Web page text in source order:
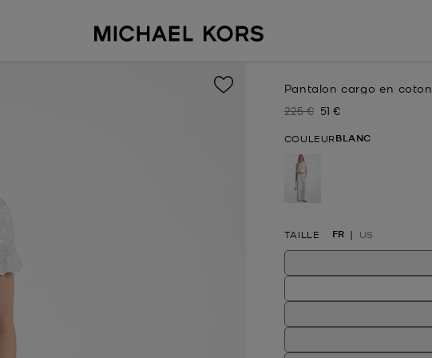
Pantalon cargo en coton
Prix initial
225 € Prix actuel
51 €
COULEURBLANC
TAILLE FR US